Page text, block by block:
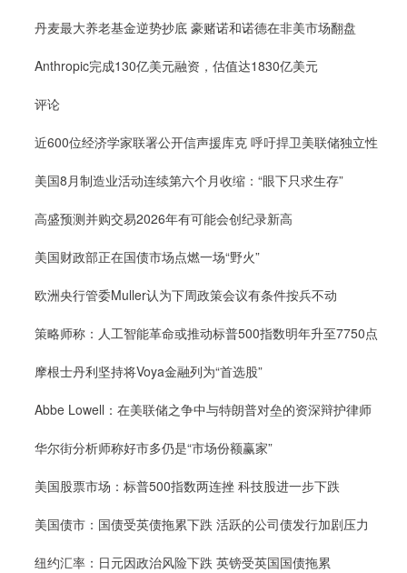
丹麦最大养老基金逆势抄底 豪赌诺和诺德在非美市场翻盘
Anthropic完成130亿美元融资，估值达1830亿美元
评论
近600位经济学家联署公开信声援库克 呼吁捍卫美联储独立性
美国8月制造业活动连续第六个月收缩：“眼下只求生存”
高盛预测并购交易2026年有可能会创纪录新高
美国财政部正在国债市场点燃一场“野火”
欧洲央行管委Muller认为下周政策会议有条件按兵不动
策略师称：人工智能革命或推动标普500指数明年升至7750点
摩根士丹利坚持将Voya金融列为“首选股”
Abbe Lowell：在美联储之争中与特朗普对垒的资深辩护律师
华尔街分析师称好市多仍是“市场份额赢家”
美国股票市场：标普500指数两连挫 科技股进一步下跌
美国债市：国债受英债拖累下跌 活跃的公司债发行加剧压力
纽约汇率：日元因政治风险下跌 英镑受英国国债拖累